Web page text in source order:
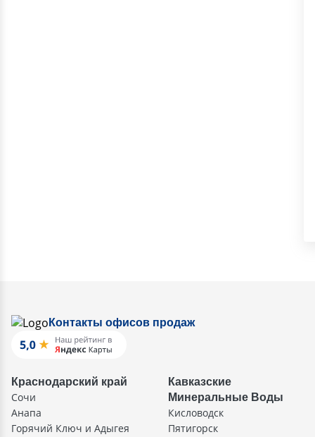
Контакты офисов продаж
Краснодарский край
Сочи
Анапа
Горячий Ключ и Адыгея
Кавказские
Минеральные Воды
Кисловодск
Пятигорск